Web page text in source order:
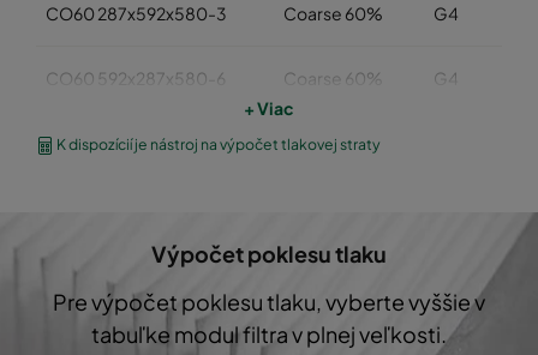
CO60 287x592x580-3 Coarse 60% G4
CO60 592x287x580-6 Coarse 60% G4
CO60 287x287x580-3 Coarse 60%
CO60 490x592x360-5
CO60 287x592x360-3 Coarse 60% G4
+ Viac
K dispozícií je nástroj na výpočet tlakovej straty
Výpočet poklesu tlaku
Pre výpočet poklesu tlaku, vyberte vyššie v
tabuľke modul filtra v plnej veľkosti.